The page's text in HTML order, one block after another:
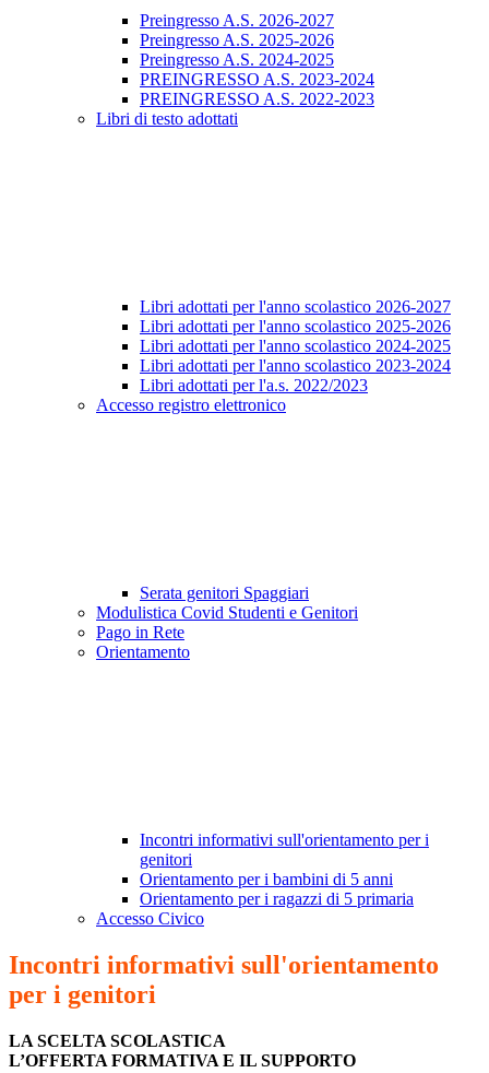
Preingresso A.S. 2026-2027
Preingresso A.S. 2025-2026
Preingresso A.S. 2024-2025
PREINGRESSO A.S. 2023-2024
PREINGRESSO A.S. 2022-2023
Libri di testo adottati
Libri adottati per l'anno scolastico 2026-2027
Libri adottati per l'anno scolastico 2025-2026
Libri adottati per l'anno scolastico 2024-2025
Libri adottati per l'anno scolastico 2023-2024
Libri adottati per l'a.s. 2022/2023
Accesso registro elettronico
Serata genitori Spaggiari
Modulistica Covid Studenti e Genitori
Pago in Rete
Orientamento
Incontri informativi sull'orientamento per i
genitori
Orientamento per i bambini di 5 anni
Orientamento per i ragazzi di 5 primaria
Accesso Civico
Incontri informativi sull'orientamento
per i genitori
LA SCELTA SCOLASTICA
L’OFFERTA FORMATIVA E IL SUPPORTO